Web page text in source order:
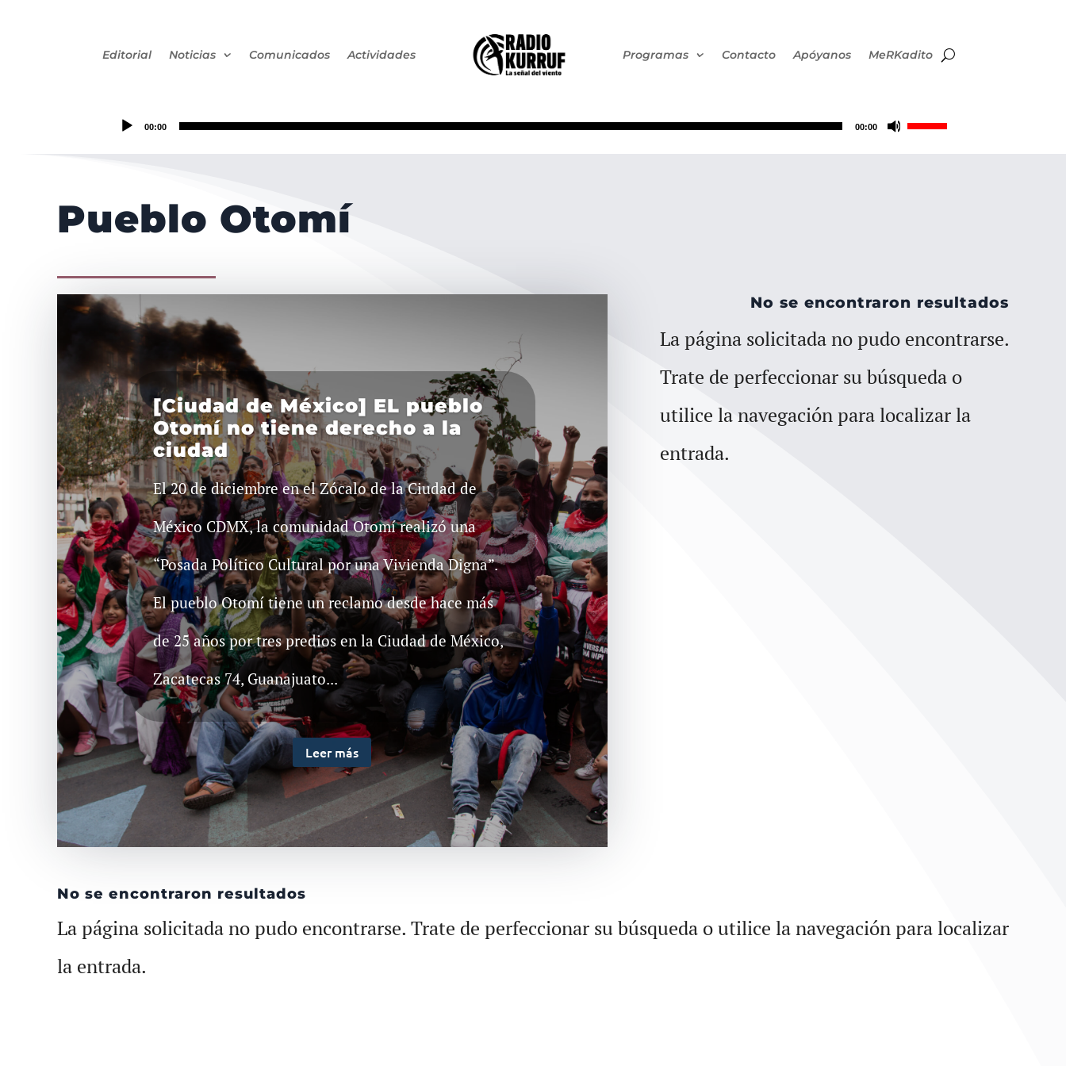
Editorial Noticias Comunicados Actividades Programas Contacto Apóyanos MeRKadito
00:00 00:00
Utiliza
aumentar
Pueblo Otomí
[Ciudad de México] EL pueblo
Otomí no tiene derecho a la
ciudad
El 20 de diciembre en el Zócalo de la Ciudad de
México CDMX, la comunidad Otomí realizó una
“Posada Político Cultural por una Vivienda Digna”.
El pueblo Otomí tiene un reclamo desde hace más
de 25 años por tres predios en la Ciudad de México,
Zacatecas 74, Guanajuato...
Leer más
No se encontraron resultados
La página solicitada no pudo encontrarse.
Trate de perfeccionar su búsqueda o
utilice la navegación para localizar la
entrada.
No se encontraron resultados
La página solicitada no pudo encontrarse. Trate de perfeccionar su búsqueda o utilice la navegación para localizar
la entrada.